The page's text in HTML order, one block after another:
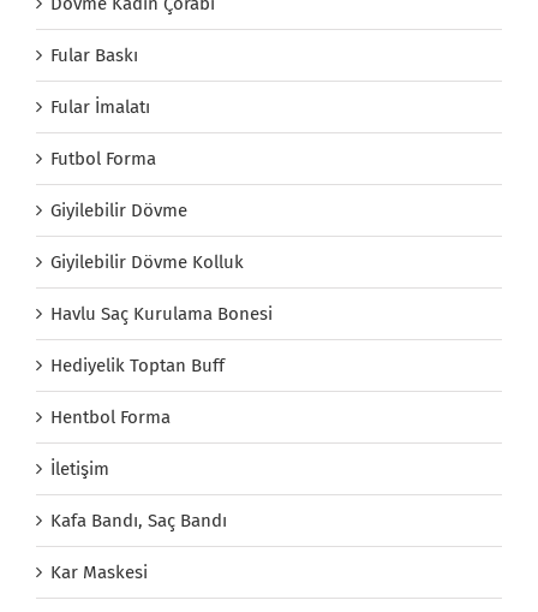
Fular Baskı
Fular İmalatı
Futbol Forma
Giyilebilir Dövme
Giyilebilir Dövme Kolluk
Havlu Saç Kurulama Bonesi
Hediyelik Toptan Buff
Hentbol Forma
İletişim
Kafa Bandı, Saç Bandı
Kar Maskesi